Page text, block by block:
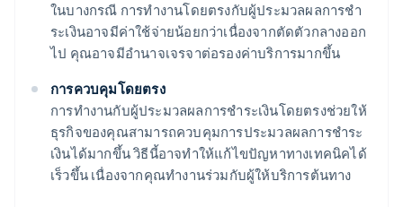
ในบางกรณี การทํางานโดยตรงกับผู้ประมวลผลการชํา
ระเงินอาจมีค่าใช้จ่ายน้อยกว่าเนื่องจากตัดตัวกลางออก
ไป คุณอาจมีอํานาจเจรจาต่อรองค่าบริการมากขึ้น
การควบคุมโดยตรง
การทำงานกับผู้ประมวลผลการชําระเงินโดยตรงช่วยให้
ธุรกิจของคุณสามารถควบคุมการประมวลผลการชําระ
เงินได้มากขึ้น วิธีนี้อาจทําให้แก้ไขปัญหาทางเทคนิคได้
เร็วขึ้น เนื่องจากคุณทํางานร่วมกับผู้ให้บริการต้นทาง